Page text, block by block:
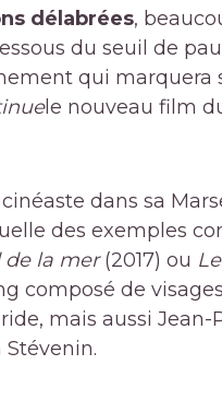
délabrées,
du seuil de
qui marquera
le nouveau film
dans sa
des exemples
de la mer(2017) ou
composé de
mais aussi Jean-